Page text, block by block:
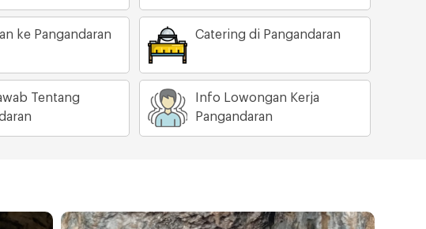
ke Pangandaran Catering di Pangandaran
Tentang
Info Lowongan Kerja
Pangandaran